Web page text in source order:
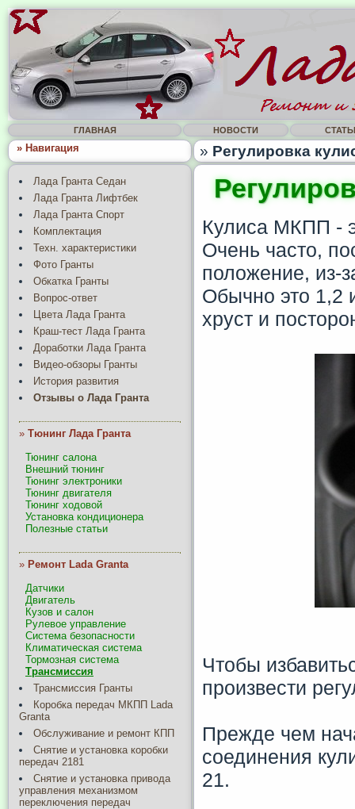
ГЛАВНАЯ НОВОСТИ
» Навигация » Регулировка
Лада Гранта Седан
Лада Гранта Лифтбек
Лада Гранта Спорт
Комплектация
Техн. характеристики
Фото Гранты
Обкатка Гранты
Вопрос-ответ
Цвета Лада Гранта
Краш-тест Лада Гранта
Доработки Лада Гранта
Видео-обзоры Гранты
История развития
Отзывы о Лада Гранта
» Тюнинг Лада Гранта
Тюнинг салона
Внешний тюнинг
Тюнинг электроники
Тюнинг двигателя
Тюнинг ходовой
Установка кондиционера
Полезные статьи
» Ремонт Lada Granta
Датчики
Двигатель
Кузов и салон
Рулевое управление
Система безопасности
Климатическая система
Тормозная система
Трансмиссия
Трансмиссия Гранты
Коробка передач МКПП Lada
Granta
Обслуживание и ремонт КПП
Снятие и установка коробки
передач 2181
Снятие и установка привода
управления механизмом
переключения передач
Кулиса МКПП -
Очень часто,
положение, из-
Обычно это 1,2
хруст и
Чтобы
произвести
Прежде чем
соединения
21.